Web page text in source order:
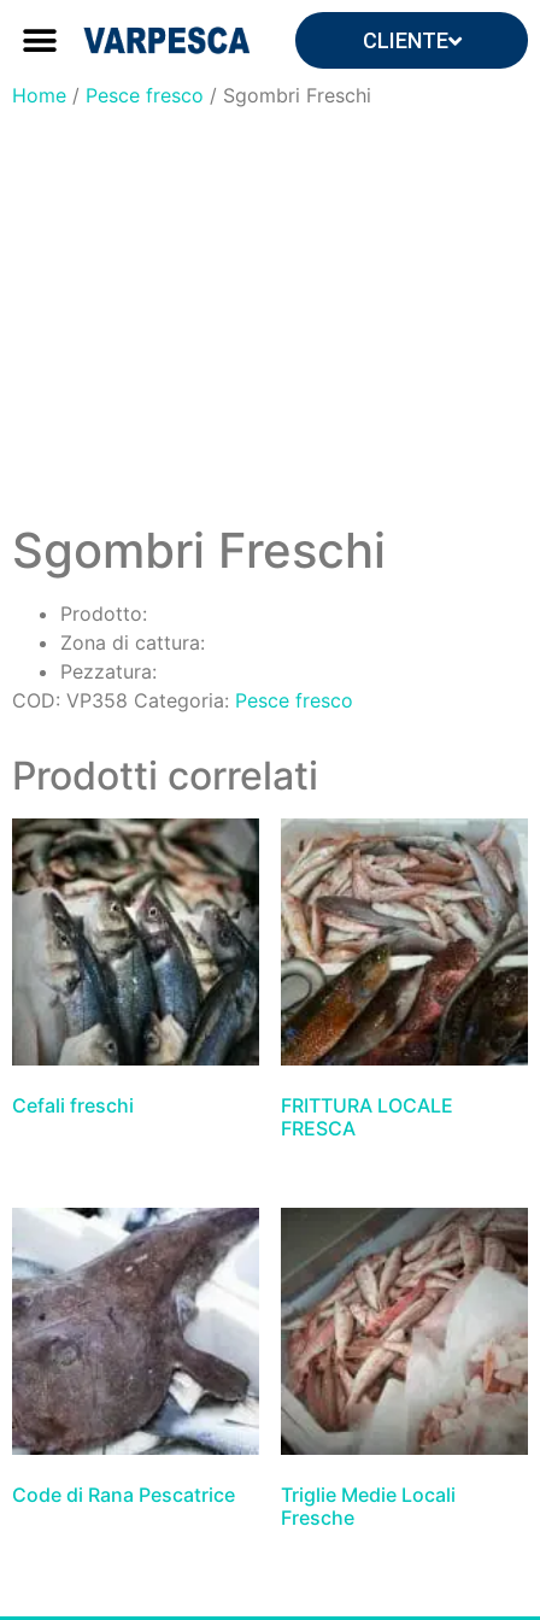
CLIENTE
Home / Pesce fresco / Sgombri Freschi
Sgombri Freschi
Prodotto:
Zona di cattura:
Pezzatura:
COD: VP358 Categoria: Pesce fresco
Prodotti correlati
Cefali freschi
FRITTURA LOCALE
FRESCA
Code di Rana Pescatrice
Triglie Medie Locali
Fresche